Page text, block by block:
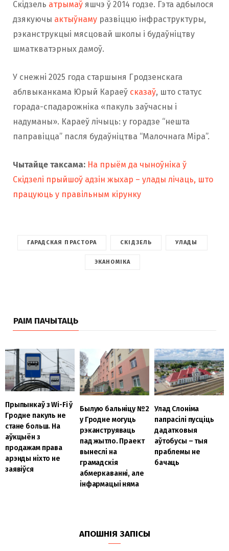
Скідзель атрымаў яшчэ ў 2014 годзе. Гэта адбылося
дзякуючы актыўнаму развіццю інфраструктуры,
рэканструкцыі мясцовай школы і будаўніцтву
шматкватэрных дамоў.
У снежні 2025 года старшыня Гродзенскага
аблвыканкама Юрый Караеў сказаў, што статус
горада-спадарожніка «пакуль заўчасны і
надуманы». Караеў лічыць: у горадзе “нешта
паправіцца” пасля будаўніцтва “Малочнага Міра”.
Чытайце таксама: На прыём да чыноўніка ў
Скідзелі прыйшоў адзін жыхар – улады лічаць, што
працуюць у правільным кірунку
ГАРАДСКАЯ ПРАСТОРА СКІДЗЕЛЬ УЛАДЫ
ЭКАНОМІКА
РАІМ ПАЧЫТАЦЬ
Прыпынкаў з Wi-Fi ў
Гродне пакуль не
стане больш. На
аўкцыён з
продажам права
арэнды ніхто не
заявіўся
Былую бальніцу №2
у Гродне могуць
рэканструяваць
пад жытло. Праект
вынеслі на
грамадскія
абмеркаванні, але
інфармацыі няма
Улад Слоніма
папрасілі пусціць
дадатковыя
аўтобусы – тыя
праблемы не
бачаць
АПОШНІЯ ЗАПІСЫ